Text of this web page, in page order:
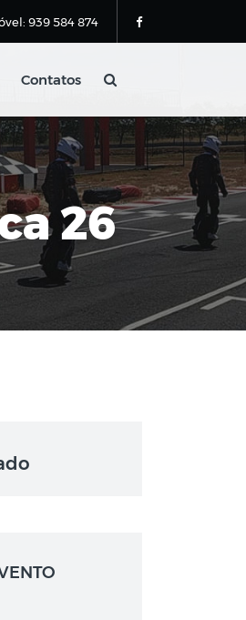
939 584 874
Contatos
26